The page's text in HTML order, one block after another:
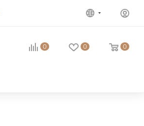
0 0 0